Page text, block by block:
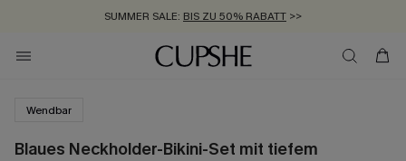
SUMMER SALE: BIS ZU 50% RABATT >>
ZUM NEWSLETTER:BIS ZU -20% EXTRA ERHALTEN
KOSTENLOSER VERSAND AB 89 €
Wendbar
Blaues Neckholder-Bikini-Set mit tiefem